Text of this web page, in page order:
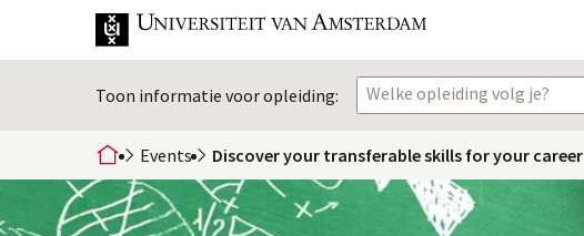
Toon informatie voor opleiding: Welke opleiding volg je?
home
Events Discover your transferable skills for your career